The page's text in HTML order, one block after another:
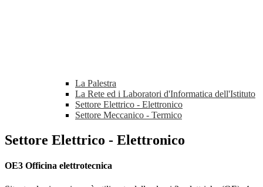
La Palestra
La Rete ed i Laboratori d'Informatica dell'Istituto
Settore Elettrico - Elettronico
Settore Meccanico - Termico
Settore Elettrico - Elettronico
OE3 Officina elettrotecnica